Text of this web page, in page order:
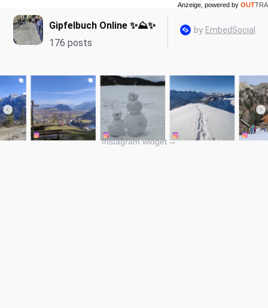
Anzeige, powered by OUTTRA
Instagram widget →